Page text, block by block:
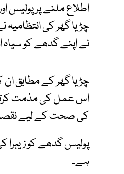
اطلاع ملنے پر پولیس
چڑیا گھر کی
نے اپنے گدھے کو سیاہ
چڑیا گھر کے مطابق ان
اس عمل کی مذمت کرتے
کی صحت کے لیے نقصان
پولیس گدھے کو
ہے۔